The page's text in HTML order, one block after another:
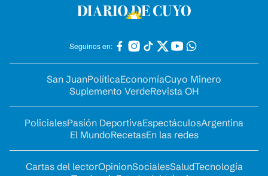
Seguinos en:
San JuanPolíticaEconomíaCuyo Minero
Suplemento VerdeRevista OH
PolicialesPasión DeportivaEspectáculosArgentina
El MundoRecetasEn las redes
Cartas del lectorOpinionSocialesSaludTecnología